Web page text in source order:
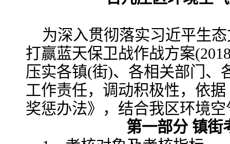
为深入贯彻落实习近平生
打赢蓝天保卫战作战方案
压实各镇(街)、各相关部门、
工作责任，调动积极性，依
奖惩办法》，结合我区环境
第一部分 镇街